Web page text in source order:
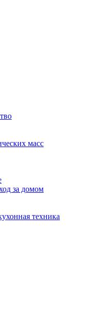
масс
за домом
техника